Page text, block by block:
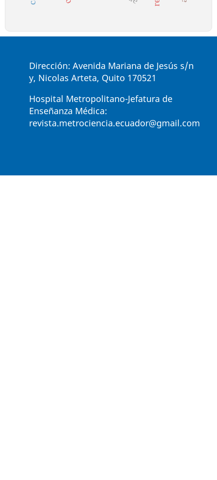
Dirección: Avenida Mariana de Jesús s/n
y, Nicolas Arteta, Quito 170521
Hospital Metropolitano-Jefatura de
Enseñanza Médica:
revista.metrociencia.ecuador@gmail.com